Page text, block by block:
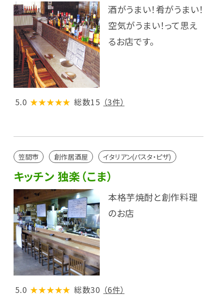
酒がうまい！肴がうまい！
空気がうまい！って思え
るお店です。
5.0 ★★★★★ 総数15 （3件）
笠間市 創作居酒屋 イタリアン(パスタ・ピザ)
キッチン 独楽（こま）
本格芋焼酎と創作料理
のお店
5.0 ★★★★★ 総数30 （6件）